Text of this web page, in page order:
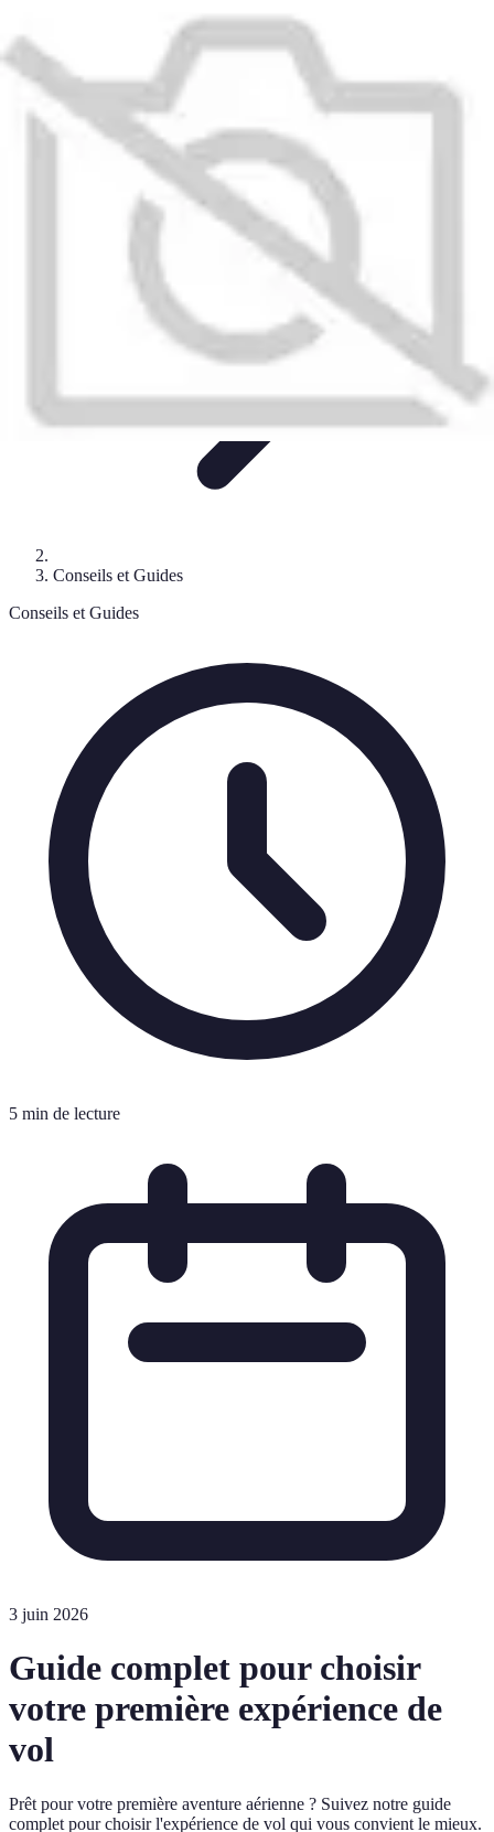
Destinations
Aventures et Expériences
Hélicoptère
Montgolfière
Aventures Aériennes
Conseils et Guides
Conseils et Guides
5 min de lecture
3 juin 2026
Guide complet pour choisir
votre première expérience de
vol
Prêt pour votre première aventure aérienne ? Suivez notre guide
complet pour choisir l'expérience de vol qui vous convient le mieux.